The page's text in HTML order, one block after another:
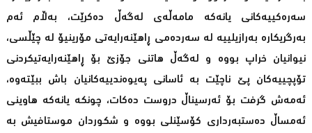
سەرەکییەکانی یانەکە مامەڵەی لەگەڵ دەکرێت، بەڵام ئەم
بەرگریکارە بەرازیلییە لە سەردەمی ڕاهێنەرایەتی مۆرینیۆ لە چێڵسی،
نیوانیان خراپ بووە و لەگەڵ هاتنی جۆزێ بۆ ڕاهێنەرایەتیکردنی
تۆپچییەکان پێ ناچێت بە ئاسانی پەیوەندییەکانیان باش ببێتەوە،
ئەمەش گرفت بۆ ئەرسیناڵ دروست دەکات، چونکە یانەکە هاوینی
ئەمساڵ دەستبەرداری کۆسێنلی بووە و شکوردان موستافیش بە